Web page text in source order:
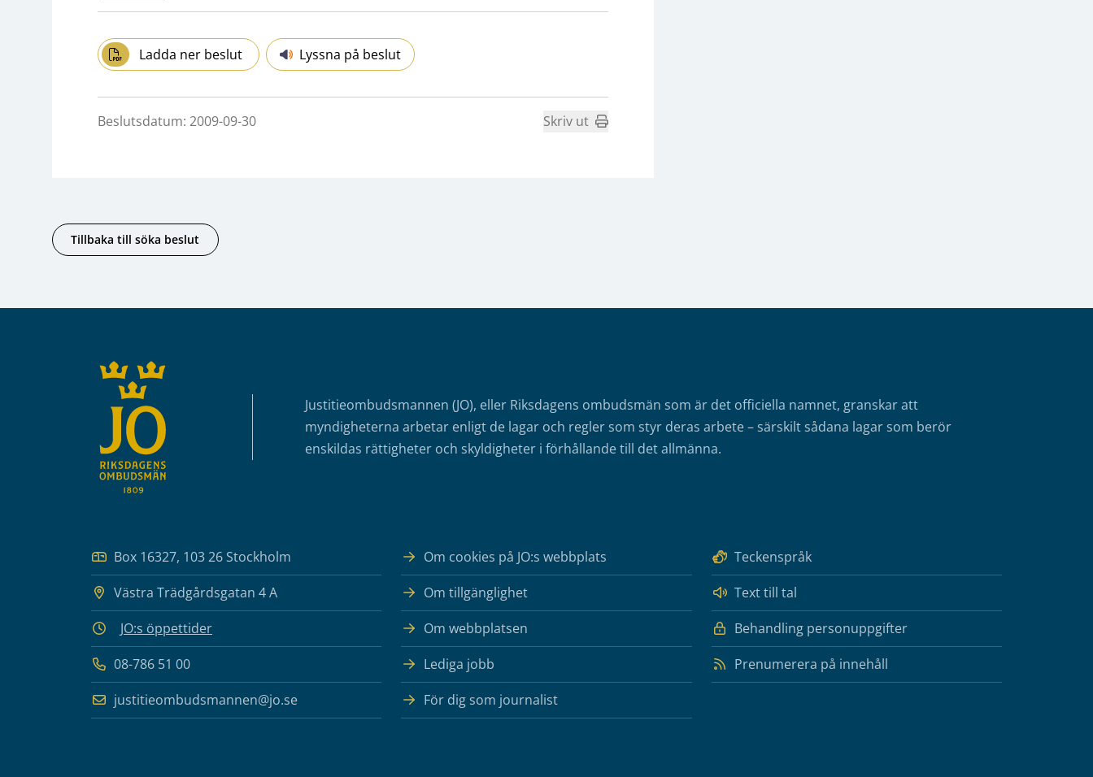
Ladda ner beslut Lyssna på beslut
Beslutsdatum: 2009-09-30 Skriv ut
Tillbaka till söka beslut
Justitieombudsmannen (JO), eller Riksdagens ombudsmän som är det officiella namnet, granskar att
myndigheterna arbetar enligt de lagar och regler som styr deras arbete – särskilt sådana lagar som berör
enskildas rättigheter och skyldigheter i förhållande till det allmänna.
Box 16327, 103 26 Stockholm
Västra Trädgårdsgatan 4 A
JO:s öppettider
08-786 51 00
justitieombudsmannen@jo.se
Om cookies på JO:s webbplats
Teckenspråk
Om tillgänglighet
Text till tal
Om webbplatsen
Behandling personuppgifter
Lediga jobb
Prenumerera på innehåll
För dig som journalist